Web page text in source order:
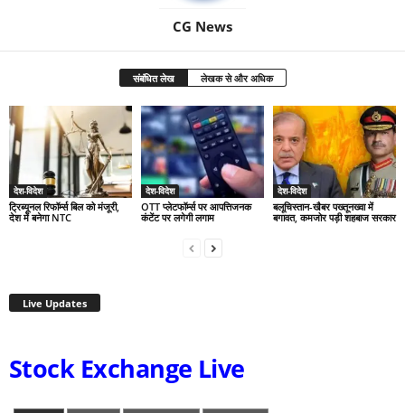
CG News
संबंधित लेख लेखक से और अधिक
देश-विदेश
ट्रिब्यूनल रिफॉर्म्स बिल को मंजूरी,
देश में बनेगा NTC
देश-विदेश
OTT प्लेटफॉर्म्स पर आपत्तिजनक
कंटेंट पर लगेगी लगाम
देश-विदेश
बलूचिस्तान-खैबर पख्तूनख्वा में
बगावत, कमजोर पड़ी शहबाज सरकार
Live Updates
Stock Exchange Live